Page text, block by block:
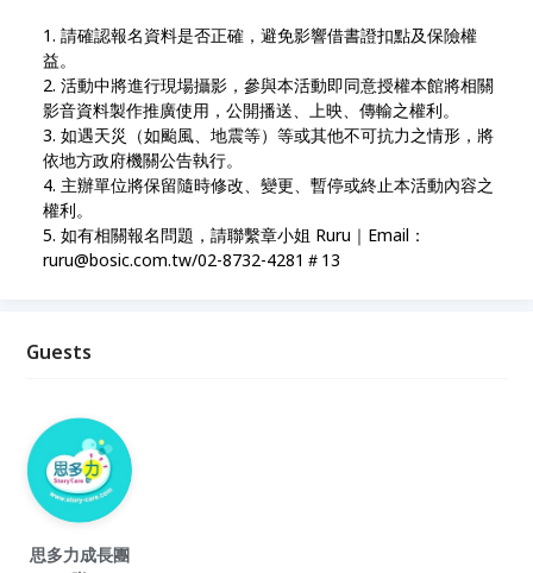
請確認報名資料是否正確，避免影響借書證扣點及保險權
益。
活動中將進行現場攝影，參與本活動即同意授權本館將相關
影音資料製作推廣使用，公開播送、上映、傳輸之權利。
如遇天災（如颱風、地震等）等或其他不可抗力之情形，將
依地方政府機關公告執行。
主辦單位將保留隨時修改、變更、暫停或終止本活動內容之
權利。
如有相關報名問題，請聯繫章小姐 Ruru｜Email：
ruru@bosic.com.tw/02-8732-4281＃13
Guests
思多力成長團